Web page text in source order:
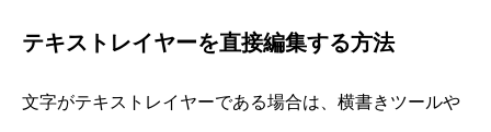
テキストレイヤーを直接編集する方法
文字がテキストレイヤーである場合は、横書きツールや